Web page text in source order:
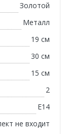
Золотой
Металл
19 см
30 см
15 см
2
E14
не входит